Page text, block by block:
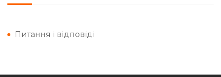
Питання і відповіді